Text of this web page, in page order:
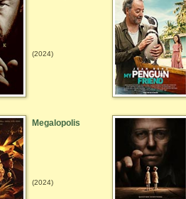
(2024)
Megalopolis
(2024)